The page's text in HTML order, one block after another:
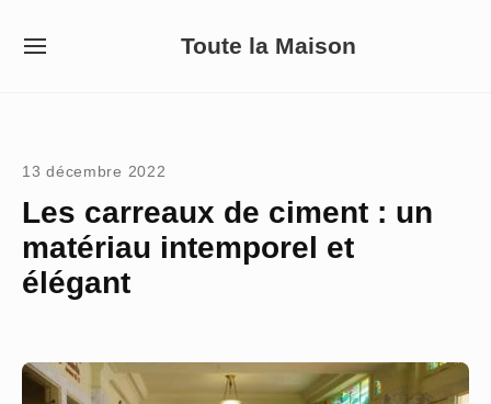
Toute la Maison
SITE
13 décembre 2022
Les carreaux de ciment : un
matériau intemporel et
élégant